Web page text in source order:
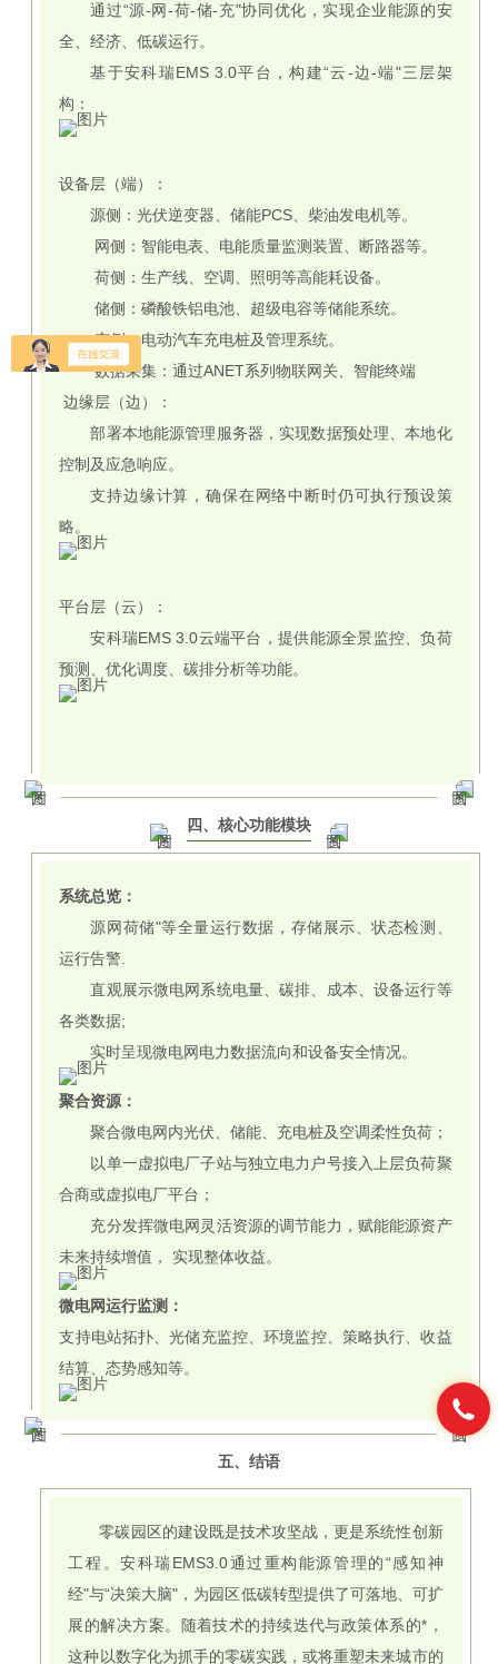
通过“源-网-荷-储-充"协同优化，实现企业能源的安
全、经济、低碳运行。
基于安科瑞EMS 3.0平台，构建“云-边-端"三层架
构：
设备层（端）：
源侧：光伏逆变器、储能PCS、柴油发电机等。
网侧：智能电表、电能质量监测装置、断路器等。
荷侧：生产线、空调、照明等高能耗设备。
储侧：磷酸铁铝电池、超级电容等储能系统。
充侧：电动汽车充电桩及管理系统。
数据采集：通过ANET系列物联网关、智能终端
边缘层（边）：
部署本地能源管理服务器，实现数据预处理、本地化
控制及应急响应。
支持边缘计算，确保在网络中断时仍可执行预设策
略。
平台层（云）：
安科瑞EMS 3.0云端平台，提供能源全景监控、负荷
预测、优化调度、碳排分析等功能。
四、核心功能模块
系统总览：
源网荷储"等全量运行数据，存储展示、状态检测、
运行告警.
直观展示微电网系统电量、碳排、成本、设备运行等
各类数据;
实时呈现微电网电力数据流向和设备安全情况。
聚合资源：
聚合微电网内光伏、储能、充电桩及空调柔性负荷；
以单一虚拟电厂子站与独立电力户号接入上层负荷聚
合商或虚拟电厂平台；
充分发挥微电网灵活资源的调节能力，赋能能源资产
未来持续增值， 实现整体收益。
微电网运行监测：
支持电站拓扑、光储充监控、环境监控、策略执行、收益
结算、态势感知等。
五、结语
零碳园区的建设既是技术攻坚战，更是系统性创新
工程。安科瑞EMS3.0通过重构能源管理的“感知神
经"与“决策大脑"，为园区低碳转型提供了可落地、可扩
展的解决方案。随着技术的持续迭代与政策体系的*，
这种以数字化为抓手的零碳实践，或将重塑未来城市的